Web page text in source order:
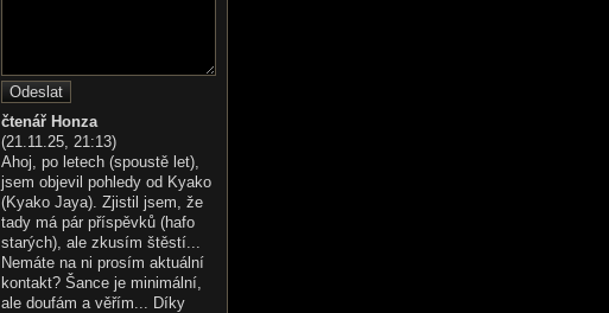
čtenář Honza
(21.11.25, 21:13)
Ahoj, po letech (spoustě let),
jsem objevil pohledy od Kyako
(Kyako Jaya). Zjistil jsem, že
tady má pár příspěvků (hafo
starých), ale zkusím štěstí...
Nemáte na ni prosím aktuální
kontakt? Šance je minimální,
ale doufám a věřím... Díky